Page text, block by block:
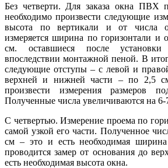
Без четверти. Для заказа окна ПВХ
необходимо произвести следующие
высота по вертикали и от числа
измеряется ширина по горизонтали и
см. оставшиеся после установки
впоследствии монтажной пеной. В
следующие отступы – с левой и
верхней и нижней части – по 2,5
произвести измерения размеров
Полученные числа увеличиваются на 6-
С четвертью. Измерение проема по
самой узкой его части. Полученное
см – это и есть необходимая
проводится замер от основания до
есть необходимая высота окна.